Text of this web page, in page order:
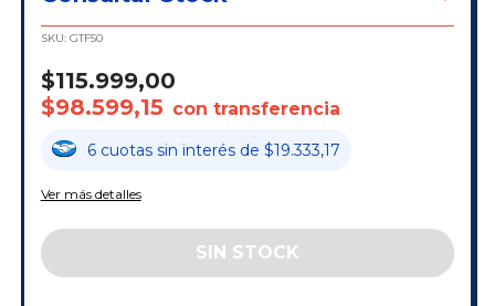
SKU: GTF50
$115.999,00
$98.599,15 con transferencia
6 cuotas sin interés de $19.333,17
Ver más detalles